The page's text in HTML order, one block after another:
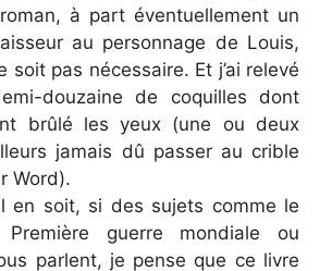
à part éventuellement un
au personnage de Louis,
soit pas nécessaire. Et j’ai relevé
douzaine de coquilles dont
brûlé les yeux (une ou deux
jamais dû passer au crible
Word).
en soit, si des sujets comme le
guerre mondiale ou
parlent, je pense que ce livre